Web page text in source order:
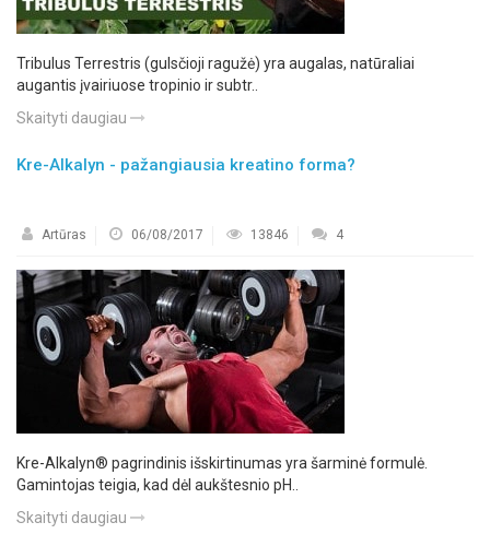
Tribulus Terrestris (gulsčioji ragužė) yra augalas, natūraliai
augantis įvairiuose tropinio ir subtr..
Skaityti daugiau
Kre-Alkalyn - pažangiausia kreatino forma?
Artūras 06/08/2017 13846 4
Kre-Alkalyn® pagrindinis išskirtinumas yra šarminė formulė.
Gamintojas teigia, kad dėl aukštesnio pH..
Skaityti daugiau